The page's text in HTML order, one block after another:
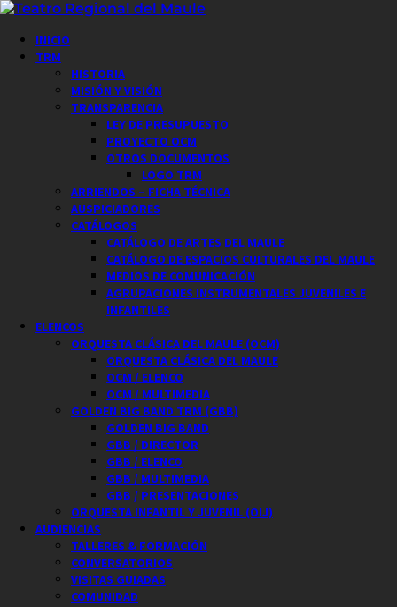
Saltar
contenido
Menú
principal
INICIO
TRM
HISTORIA
MISIÓN Y VISIÓN
TRANSPARENCIA
LEY DE PRESUPUESTO
PROYECTO OCM
OTROS DOCUMENTOS
LOGO TRM
ARRIENDOS – FICHA TÉCNICA
AUSPICIADORES
CATÁLOGOS
CATÁLOGO DE ARTES DEL MAULE
CATÁLOGO DE ESPACIOS CULTURALES DEL MAULE
MEDIOS DE COMUNICACIÓN
AGRUPACIONES INSTRUMENTALES JUVENILES E
INFANTILES
ELENCOS
ORQUESTA CLÁSICA DEL MAULE (OCM)
ORQUESTA CLÁSICA DEL MAULE
OCM / ELENCO
OCM / MULTIMEDIA
GOLDEN BIG BAND TRM (GBB)
GOLDEN BIG BAND
GBB / DIRECTOR
GBB / ELENCO
GBB / MULTIMEDIA
GBB / PRESENTACIONES
ORQUESTA INFANTIL Y JUVENIL (OIJ)
AUDIENCIAS
TALLERES & FORMACIÓN
CONVERSATORIOS
VISITAS GUIADAS
COMUNIDAD